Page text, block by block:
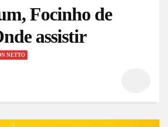
Focinho de
assistir
NETTO